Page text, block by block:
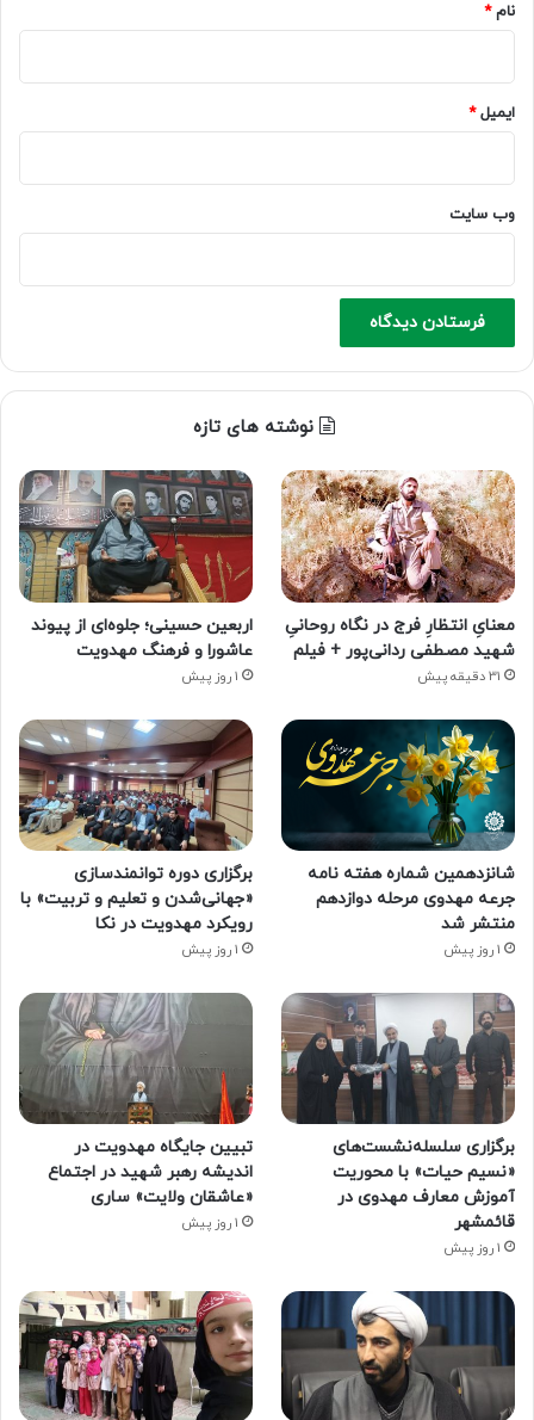
نام*
ایمیل*
وب‌ سایت
نوشته های تازه
معنایِ انتظارِ فرج در نگاه روحانیِ
شهید مصطفی ردانی‌پور + فیلم
31 دقیقه پیش
اربعین حسینی؛ جلوه‌ای از پیوند
عاشورا و فرهنگ مهدویت
1 روز پیش
شانزدهمین شماره هفته‌ نامه
جرعه مهدوی مرحله دوازدهم
منتشر شد
1 روز پیش
برگزاری دوره توانمندسازی
«جهانی‌شدن و تعلیم و تربیت» با
رویکرد مهدویت در نکا
1 روز پیش
برگزاری سلسله‌نشست‌های
«نسیم حیات» با محوریت
آموزش معارف مهدوی در
قائمشهر
1 روز پیش
تبیین جایگاه مهدویت در
اندیشه رهبر شهید در اجتماع
«عاشقان ولایت» ساری
1 روز پیش